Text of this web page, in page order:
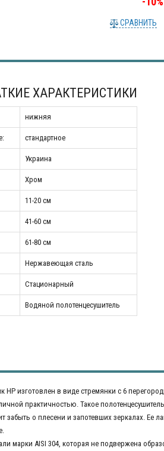
СРАВНИТЬ
ХАРАКТЕРИСТИКИ
нижняя
стандартное
Украина
Хром
11-20 см
41-60 см
61-80 см
Нержавеющая сталь
Стационарный
Водяной полотенцесушитель
НР изготовлен в виде стремянки с 6
практичностью. Такое
забыть о плесени и запотевших зеркалах. Ее
марки AISI 304, которая не подвержена